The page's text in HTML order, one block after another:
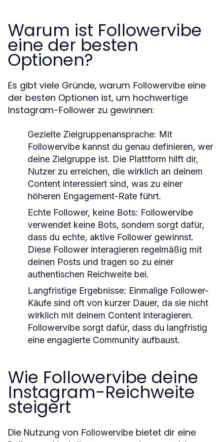
Warum ist Followervibe
eine der besten
Optionen?
Es gibt viele Gründe, warum Followervibe eine
der besten Optionen ist, um hochwertige
Instagram-Follower zu gewinnen:
Gezielte Zielgruppenansprache: Mit
Followervibe kannst du genau definieren, wer
deine Zielgruppe ist. Die Plattform hilft dir,
Nutzer zu erreichen, die wirklich an deinem
Content interessiert sind, was zu einer
höheren Engagement-Rate führt.
Echte Follower, keine Bots: Followervibe
verwendet keine Bots, sondern sorgt dafür,
dass du echte, aktive Follower gewinnst.
Diese Follower interagieren regelmäßig mit
deinen Posts und tragen so zu einer
authentischen Reichweite bei.
Langfristige Ergebnisse: Einmalige Follower-
Käufe sind oft von kurzer Dauer, da sie nicht
wirklich mit deinem Content interagieren.
Followervibe sorgt dafür, dass du langfristig
eine engagierte Community aufbaust.
Wie Followervibe deine
Instagram-Reichweite
steigert
Die Nutzung von Followervibe bietet dir eine